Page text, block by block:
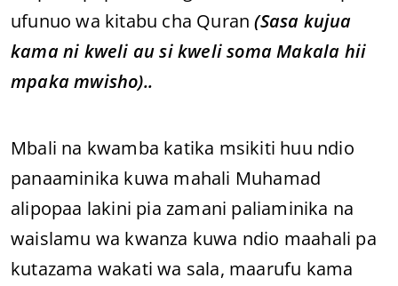
ufunuo wa kitabu cha Quran(Sasa kujua
kama ni kweli au si kweli soma Makala hii
mpaka mwisho)..
Mbali na kwamba katika msikiti huu ndio
panaaminika kuwa mahali Muhamad
alipopaa lakini pia zamani paliaminika na
waislamu wa kwanza kuwa ndio maahali pa
kutazama wakati wa sala, maarufu kama